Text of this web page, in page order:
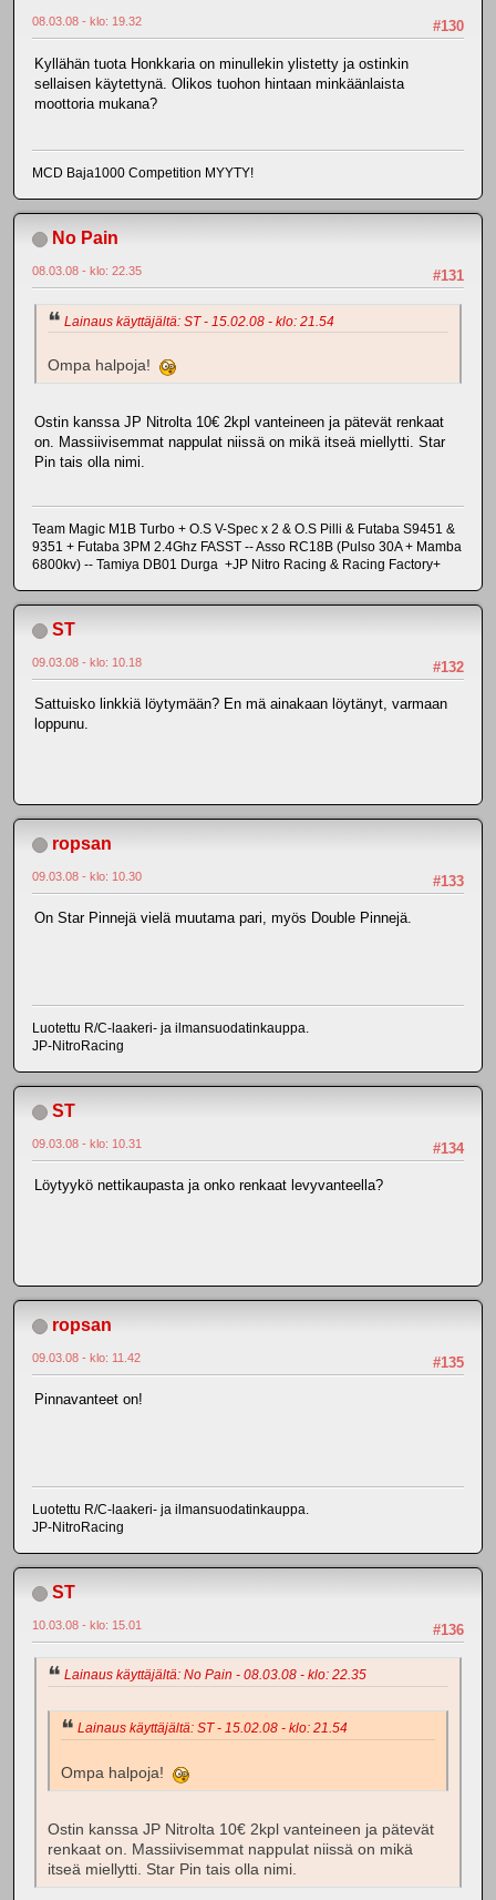
#130
08.03.08 - klo: 19.32
Kyllähän tuota Honkkaria on minullekin ylistetty ja ostinkin
sellaisen käytettynä. Olikos tuohon hintaan minkäänlaista
moottoria mukana?
MCD Baja1000 Competition MYYTY!
No Pain
#131
08.03.08 - klo: 22.35
Lainaus käyttäjältä: ST - 15.02.08 - klo: 21.54
Ompa halpoja!
Ostin kanssa JP Nitrolta 10€ 2kpl vanteineen ja pätevät renkaat
on. Massiivisemmat nappulat niissä on mikä itseä miellytti. Star
Pin tais olla nimi.
Team Magic M1B Turbo + O.S V-Spec x 2 & O.S Pilli & Futaba S9451 &
9351 + Futaba 3PM 2.4Ghz FASST -- Asso RC18B (Pulso 30A + Mamba
6800kv) -- Tamiya DB01 Durga +JP Nitro Racing & Racing Factory+
ST
#132
09.03.08 - klo: 10.18
Sattuisko linkkiä löytymään? En mä ainakaan löytänyt, varmaan
loppunu.
ropsan
#133
09.03.08 - klo: 10.30
On Star Pinnejä vielä muutama pari, myös Double Pinnejä.
Luotettu R/C-laakeri- ja ilmansuodatinkauppa.
JP-NitroRacing
ST
#134
09.03.08 - klo: 10.31
Löytyykö nettikaupasta ja onko renkaat levyvanteella?
ropsan
#135
09.03.08 - klo: 11.42
Pinnavanteet on!
Luotettu R/C-laakeri- ja ilmansuodatinkauppa.
JP-NitroRacing
ST
#136
10.03.08 - klo: 15.01
Lainaus käyttäjältä: No Pain - 08.03.08 - klo: 22.35
Lainaus käyttäjältä: ST - 15.02.08 - klo: 21.54
Ompa halpoja!
Ostin kanssa JP Nitrolta 10€ 2kpl vanteineen ja pätevät
renkaat on. Massiivisemmat nappulat niissä on mikä
itseä miellytti. Star Pin tais olla nimi.